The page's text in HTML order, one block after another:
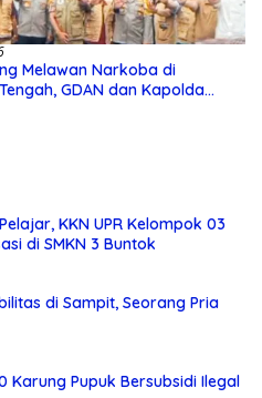
Melawan Narkoba di
GDAN dan Kapolda
KKN UPR Kelompok 03
di SMKN 3 Buntok
di Sampit, Seorang Pria
Karung Pupuk Bersubsidi Ilegal